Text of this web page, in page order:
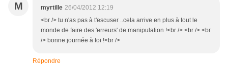
M myrtille 26/04/2012 12:19
<br /> tu n'as pas à t'escuser ..cela arrive en plus à tout le
monde de faire des 'erreurs' de manipulation !<br /> <br /> <br
/> bonne journée à toi !<br />
Répondre